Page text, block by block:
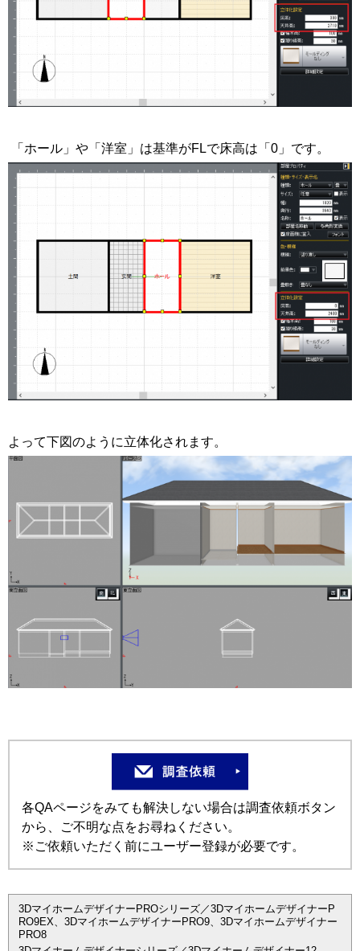
「ホール」や「洋室」は基準がFLで床高は「0」です。
よって下図のように立体化されます。
各QAページをみても解決しない場合は調査依頼ボタン
から、ご不明な点をお尋ねください。
※ご依頼いただく前にユーザー登録が必要です。
3DマイホームデザイナーPROシリーズ／3DマイホームデザイナーP
RO9EX、3DマイホームデザイナーPRO9、3Dマイホームデザイナー
PRO8